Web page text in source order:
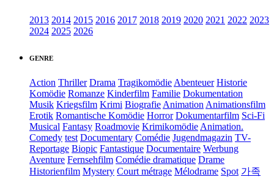
2013 2014 2015 2016 2017 2018 2019 2020 2021 2022 2023
2024 2025 2026
GENRE
Action Thriller Drama Tragikomödie Abenteuer Historie
Komödie Romanze Kinderfilm Familie Dokumentation
Musik Kriegsfilm Krimi Biografie Animation Animationsfilm
Erotik Romantische Komödie Horror Dokumentarfilm Sci-Fi
Musical Fantasy Roadmovie Krimikomödie Animation.
Comedy test Documentary Comédie Jugendmagazin TV-
Reportage Biopic Fantastique Documentaire Werbung
Aventure Fernsehfilm Comédie dramatique Drame
Historienfilm Mystery Court métrage Mélodrame Spot 가족